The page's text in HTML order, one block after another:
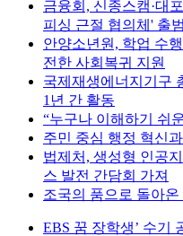
금융회, 신종스캠·대
피싱 근절 협의체' 출범
안양소년원, 학업 수
전한 사회복귀 지원
국제재생에너지기구
1년 간 활동
“누구나 이해하기 쉬
주민 중심 행정 혁신
법제처, 생성형 인공
스 발전 간담회 가져
조국의 품으로 돌아온
EBS 꿈 장학생’ 수기